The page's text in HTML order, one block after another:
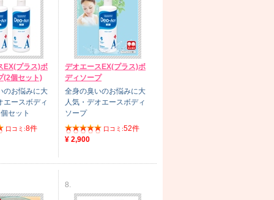
EX(プラス)ボ
(2個セット)
のお悩みに大
エースボディ
セット
口コミ:8件
デオエースEX(プラス)ボ
ディソープ
全身の臭いのお悩みに大
人気・デオエースボディ
ソープ
口コミ:52件
¥ 2,900
8.